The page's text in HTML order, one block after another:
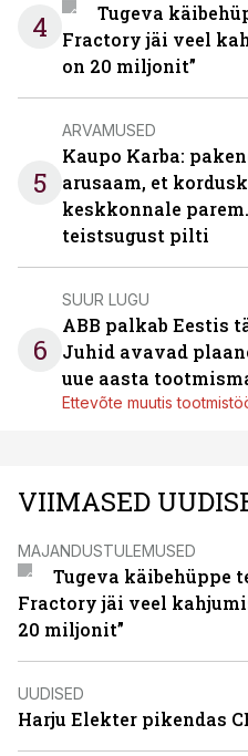
4
Tugeva
Fractory jäi veel
on 20 miljonit”
5
ARVAMUSED
Kaupo Karba:
arusaam, et
keskkonnale
teistsugust pilti
6
SUUR LUGU
ABB palkab Eestis
Juhid avavad
uue aasta
Ettevõte muutis
VIIMASED
MAJANDUSTULEMUSED
Tugeva käibehüppe
Fractory jäi veel
20 miljonit”
UUDISED
Harju Elekter pikendas